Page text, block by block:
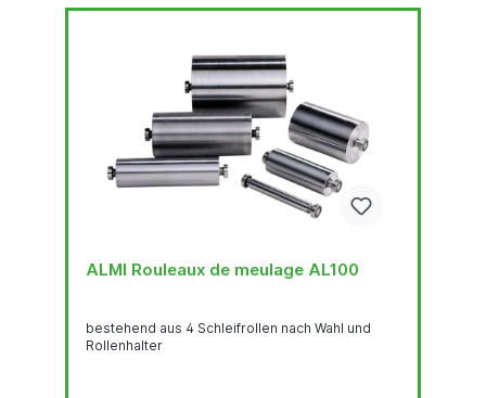
ALMI Rouleaux de meulage AL100
bestehend aus 4 Schleifrollen nach Wahl und
Rollenhalter